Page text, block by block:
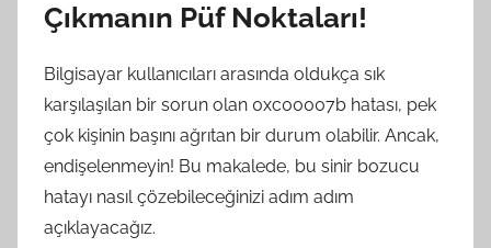
Çıkmanın Püf Noktaları!
Bilgisayar kullanıcıları arasında oldukça sık
karşılaşılan bir sorun olan 0xc00007b hatası, pek
çok kişinin başını ağrıtan bir durum olabilir. Ancak,
endişelenmeyin! Bu makalede, bu sinir bozucu
hatayı nasıl çözebileceğinizi adım adım
açıklayacağız.